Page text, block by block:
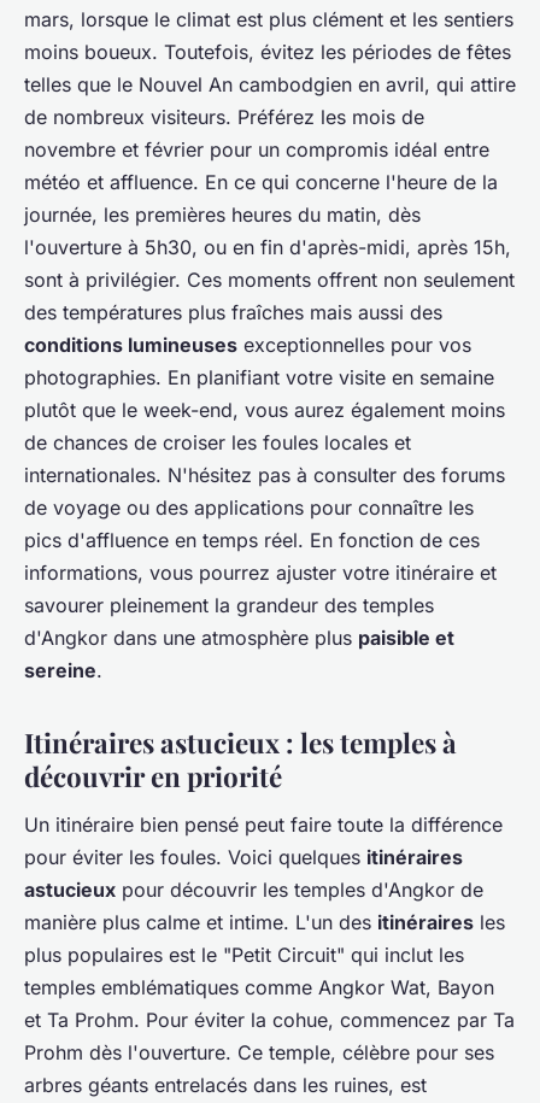
mars, lorsque le climat est plus clément et les sentiers
moins boueux. Toutefois, évitez les périodes de fêtes
telles que le Nouvel An cambodgien en avril, qui attire
de nombreux visiteurs. Préférez les mois de
novembre et février pour un compromis idéal entre
météo et affluence. En ce qui concerne l'heure de la
journée, les premières heures du matin, dès
l'ouverture à 5h30, ou en fin d'après-midi, après 15h,
sont à privilégier. Ces moments offrent non seulement
des températures plus fraîches mais aussi des
conditions lumineuses exceptionnelles pour vos
photographies. En planifiant votre visite en semaine
plutôt que le week-end, vous aurez également moins
de chances de croiser les foules locales et
internationales. N'hésitez pas à consulter des forums
de voyage ou des applications pour connaître les
pics d'affluence en temps réel. En fonction de ces
informations, vous pourrez ajuster votre itinéraire et
savourer pleinement la grandeur des temples
d'Angkor dans une atmosphère plus paisible et
sereine.
Itinéraires astucieux : les temples à
découvrir en priorité
Un itinéraire bien pensé peut faire toute la différence
pour éviter les foules. Voici quelques itinéraires
astucieux pour découvrir les temples d'Angkor de
manière plus calme et intime. L'un des itinéraires les
plus populaires est le "Petit Circuit" qui inclut les
temples emblématiques comme Angkor Wat, Bayon
et Ta Prohm. Pour éviter la cohue, commencez par Ta
Prohm dès l'ouverture. Ce temple, célèbre pour ses
arbres géants entrelacés dans les ruines, est